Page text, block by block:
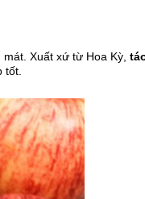
Xuất xứ từ Hoa Kỳ,
tốt.